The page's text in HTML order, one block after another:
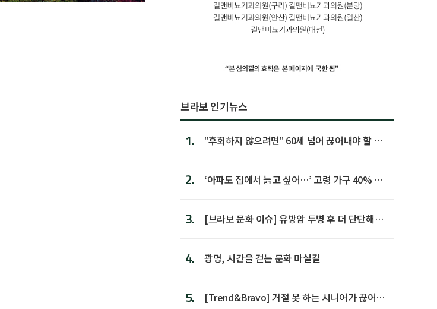
브라보 인기뉴스
1.
"후회하지 않으려면" 60세 넘어 끊어내야 할 사
2.
‘아파도 집에서 늙고 싶어…’ 고령 가구 40% 노
3.
[브라보 문화 이슈] 유방암 투병 후 더 단단해진
4. 광명, 시간을 걷는 문화 마실길
5.
[Trend&Bravo] 거절 못 하는 시니어가 끊어야